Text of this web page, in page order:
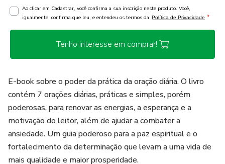
Ao clicar em Cadastrar, você confirma a sua inscrição neste produto. Você,
igualmente, confirma que leu, e entendeu os termos da Política de Privacidade *
Tenho interesse em comprar!
E-book sobre o poder da prática da oração diária. O livro
contém 7 orações diárias, práticas e simples, porém
poderosas, para renovar as energias, a esperança e a
motivação do leitor, além de ajudar a combater a
ansiedade. Um guia poderoso para a paz espiritual e o
fortalecimento da determinação que levam a uma vida de
mais qualidade e maior prosperidade.